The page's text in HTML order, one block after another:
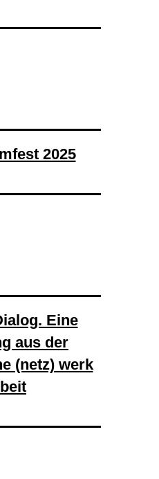
2025
Eine
aus der
(netz) werk